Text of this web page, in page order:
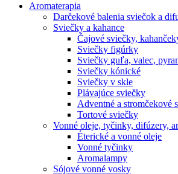
Aromaterapia
Darčekové balenia sviečok a
Sviečky a kahance
Čajové sviečky,
Sviečky figúrky
Sviečky guľa, valec,
Sviečky kónické
Sviečky v skle
Plávajúce sviečky
Adventné a stromčekové
Tortové sviečky
Vonné oleje, tyčinky, difúzery,
Éterické a vonné oleje
Vonné tyčinky
Aromalampy
Sójové vonné vosky